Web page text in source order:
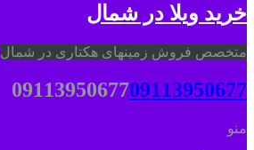
خرید ویلا در شمال
متخصص فروش زمینهای هکتاری در شمال
0911395067709113950677
منو